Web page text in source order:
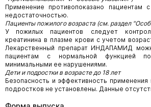
Применение противопоказано пациентам
недостаточностью.
Пациенты пожилого возраста (см. раздел
У пожилых пациентов следует
креатинина в плазме крови с учетом
Лекарственный препарат ИНДАПАМИД
пациентам с нормальной функцией
минимальными ее нарушениями.
Дети и подростки в возрасте до 18 лет
Безопасность и эффективность
подростков не установлены. Данные